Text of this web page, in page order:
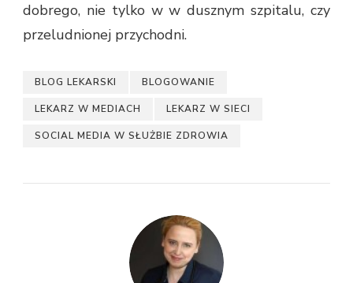
dobrego, nie tylko w w dusznym szpitalu, czy
przeludnionej przychodni.
BLOG LEKARSKI BLOGOWANIE
LEKARZ W MEDIACH LEKARZ W SIECI
SOCIAL MEDIA W SŁUŻBIE ZDROWIA